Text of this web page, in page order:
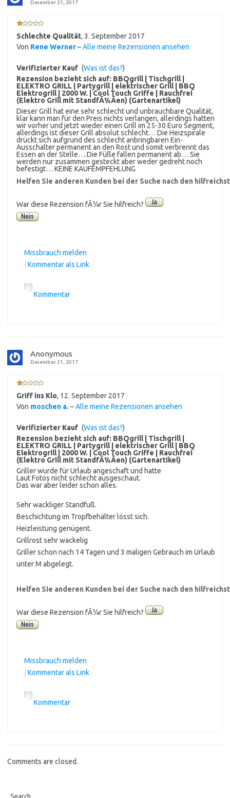
December 21, 2017
Schlechte Qualität, 3. September 2017
Von Rene Werner–Alle meine Rezensionen ansehen
Verifizierter Kauf (Was ist das?)
Rezension bezieht sich auf: BBQgrill | Tischgrill |
ELEKTRO GRILL | Partygrill | elektrischer Grill | BBQ
Elektrogrill | 2000 W. | Cool Touch Griffe | Rauchfrei
(Elektro Grill mit StandfÃ¼Ãen) (Gartenartikel)
Dieser Grill hat eine sehr schlecht und unbrauchbare Qualität,
klar kann man für den Preis nichts verlangen, allerdings hatten
wir vorher und jetzt wieder einen Grill im 25-30 Euro Segment,
allerdings ist dieser Grill absolut schlecht… Die Heizspirale
drückt sich aufgrund des schlecht anbringbaren Ein-
Ausschalter permanent an den Rost und somit verbrennt das
Essen an der Stelle….Die Füße fallen permanent ab… Sie
werden nur zusammen gesteckt aber weder gedreht noch
befestigt… KEINE KAUFEMPFEHLUNG
Helfen Sie anderen Kunden bei der Suche nach den
War diese Rezension fÃ¼r Sie hilfreich?
Missbrauch melden
Kommentar als Link
Kommentar
Anonymous
December 21, 2017
Griff ins Klo, 12. September 2017
Von moschen a. –Alle meine Rezensionen ansehen
Verifizierter Kauf (Was ist das?)
Rezension bezieht sich auf: BBQgrill | Tischgrill |
ELEKTRO GRILL | Partygrill | elektrischer Grill | BBQ
Elektrogrill | 2000 W. | Cool Touch Griffe | Rauchfrei
(Elektro Grill mit StandfÃ¼Ãen) (Gartenartikel)
Griller wurde für Urlaub angeschaft und hatte
Laut Fotos nicht schlecht ausgeschaut.
Das war aber leider schon alles.
Sehr wackliger Standfuß.
Beschichtung im Tropfbehälter lösst sich.
Heizleistung genügent.
Grillrost sehr wackelig
Griller schon nach 14 Tagen und 3 maligen Gebrauch im Urlaub
unter M abgelegt.
Helfen Sie anderen Kunden bei der Suche nach den
War diese Rezension fÃ¼r Sie hilfreich?
Missbrauch melden
Kommentar als Link
Kommentar
Comments are closed.
Search